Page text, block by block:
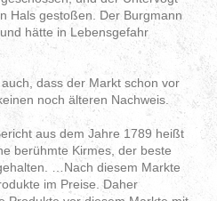
Hals gestoßen. Der Burgmann
hätte in Lebensgefahr
dass der Markt schon vor
noch älteren Nachweis.
aus dem Jahre 1789 heißt
berühmte Kirmes, der beste
…Nach diesem Markte
im Preise. Daher